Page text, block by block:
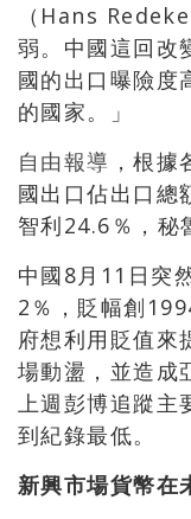
（Hans
弱。中國這回改
國的出口曝險度
的國家。」
自由報導 ，根
國出口佔出口總
智利24.6％，秘
中國8月11日突
2％，貶幅創
府想利用貶值來
場動盪，並造成
上週彭博追蹤主
到紀錄最低。
新興市場貨幣在